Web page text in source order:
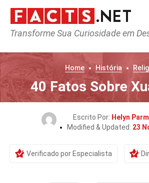
Transforme Sua Curiosidade em
Home História
40 Fatos Sobre
Escrito Por: Helyn
Modified & Updated: 23
Verificado por Especialista